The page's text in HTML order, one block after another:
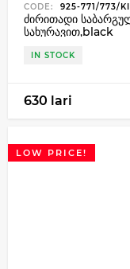
CODE: 925-771/773/
ძირითადი
სახურავით,black
IN STOCK
630 lari
LOW PRICE!